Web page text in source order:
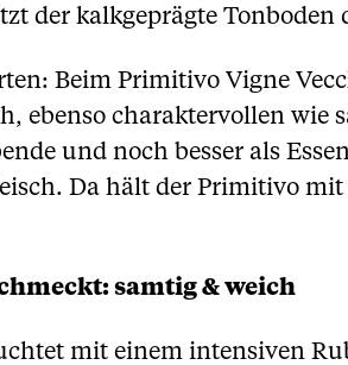
der kalkgeprägte
Beim Primitivo Vigne
ebenso charaktervollen wie
und noch besser als
Da hält der Primitivo
samtig & weich
mit einem intensiven